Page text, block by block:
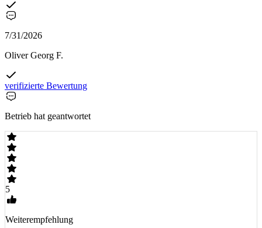
7/31/2026
Oliver Georg F.
verifizierte Bewertung
Betrieb hat geantwortet
5
Weiterempfehlung